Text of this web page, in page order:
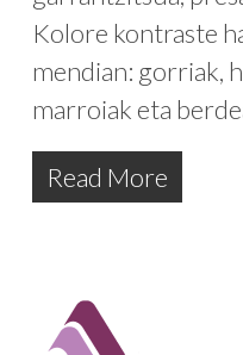
Kolore kontraste
mendian: gorriak,
marroiak eta
Read More